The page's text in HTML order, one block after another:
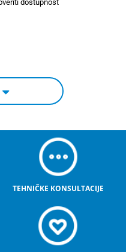
TEHNIČKE KONSULTACIJE